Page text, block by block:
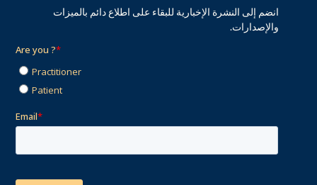
انضم إلى النشرة الإخبارية للبقاء على اطلاع دائم بالميزات
والإصدارات.